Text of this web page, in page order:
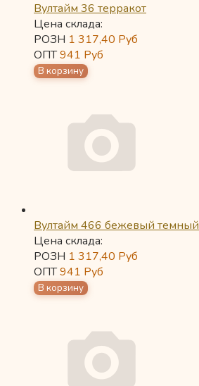
Вултайм 36 терракот
Цена склада:
РОЗН 1 317,40 Руб
ОПТ941 Руб
Вултайм 466 бежевый темный
Цена склада:
РОЗН 1 317,40 Руб
ОПТ941 Руб